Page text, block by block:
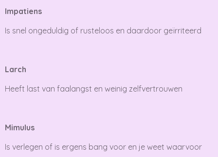
Impatiens
Is snel ongeduldig of rusteloos en daardoor geïrriteerd
Larch
Heeft last van faalangst en weinig zelfvertrouwen
Mimulus
Is verlegen of is ergens bang voor en je weet waarvoor